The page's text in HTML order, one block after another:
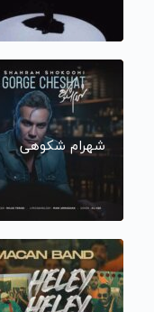
شهرام شکوهی